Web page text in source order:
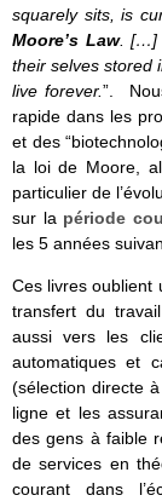
squarely sits, is
Moore’s Law. […]
their selves stored
live forever.”.
rapide dans les
et des
la loi de Moore,
particulier de
sur la période
les 5 années
Ces livres oublient
transfert du
aussi vers les
automatiques et
(sélection directe
ligne et les
des gens à faible
de services en
courant dans